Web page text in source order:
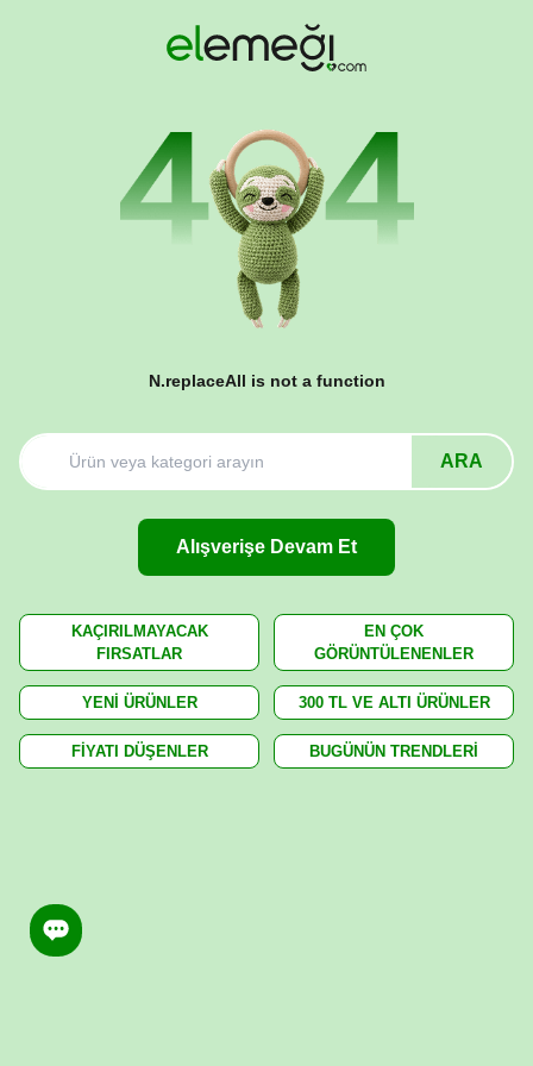
N.replaceAll is not a function
ARA
Alışverişe Devam Et
KAÇIRILMAYACAK
FIRSATLAR
EN ÇOK
GÖRÜNTÜLENENLER
YENİ ÜRÜNLER 300 TL VE ALTI ÜRÜNLER
FİYATI DÜŞENLER BUGÜNÜN TRENDLERİ